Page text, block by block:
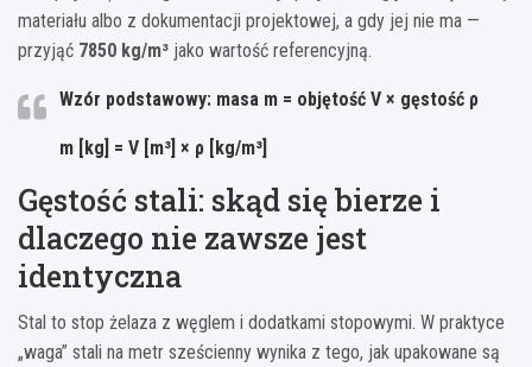
materiału albo z dokumentacji projektowej, a gdy jej nie ma —
przyjąć 7850 kg/m³ jako wartość referencyjną.
Wzór podstawowy: masa m = objętość V × gęstość ρ
m [kg] = V [m³] × ρ [kg/m³]
Gęstość stali: skąd się bierze i
dlaczego nie zawsze jest
identyczna
Stal to stop żelaza z węglem i dodatkami stopowymi. W praktyce
„waga” stali na metr sześcienny wynika z tego, jak upakowane są